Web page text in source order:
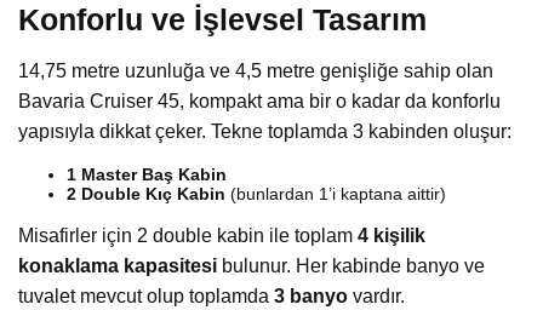
Konforlu ve İşlevsel Tasarım
14,75 metre uzunluğa ve 4,5 metre genişliğe sahip olan
Bavaria Cruiser 45, kompakt ama bir o kadar da konforlu
yapısıyla dikkat çeker. Tekne toplamda 3 kabinden oluşur:
1 Master Baş Kabin
2 Double Kıç Kabin (bunlardan 1’i kaptana aittir)
Misafirler için 2 double kabin ile toplam 4 kişilik
konaklama kapasitesi bulunur. Her kabinde banyo ve
tuvalet mevcut olup toplamda 3 banyo vardır.